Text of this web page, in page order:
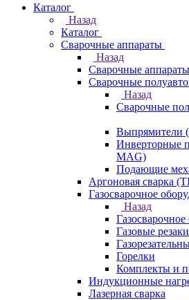
Каталог
Назад
Каталог
Сварочные аппараты
Назад
Сварочные аппараты
Сварочные
Назад
Сварочные
Выпрямители
Инверторные
MAG)
Подающие
Аргоновая сварка
Газосварочное
Назад
Газовые резаки
Горелки
Комплекты и
Индукционные
Лазерная сварка